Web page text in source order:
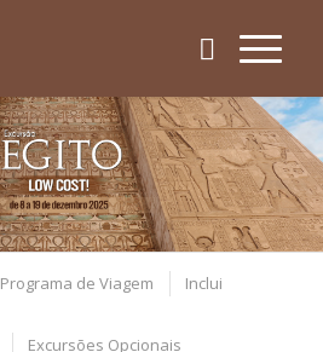
Programa de Viagem Inclui
Excursões Opcionais